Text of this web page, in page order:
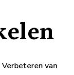
van